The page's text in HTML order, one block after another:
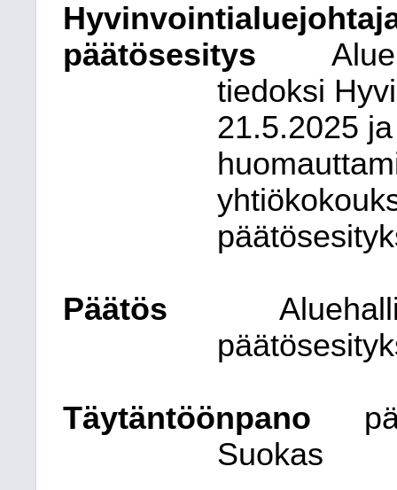
päätösesitys
tiedoksi
21.5.2025
Päätös
Täytäntöönpano
Suokas